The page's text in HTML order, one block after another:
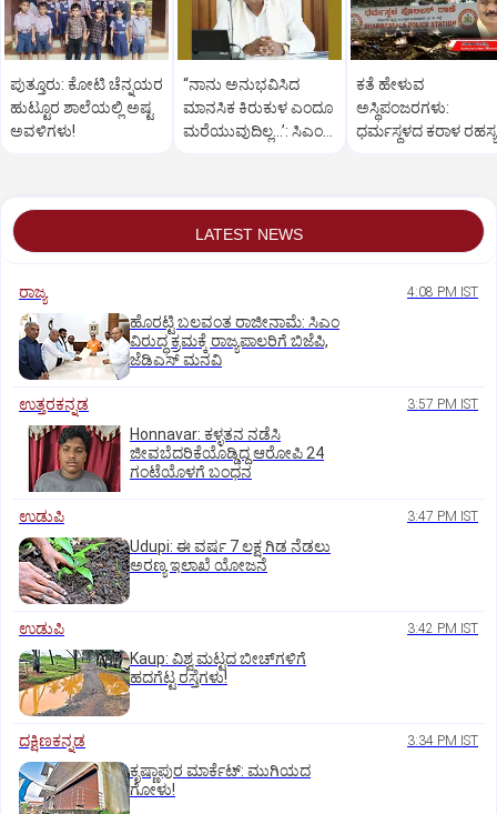
ಪುತ್ತೂರು: ಕೋಟಿ ಚೆನ್ನಯರ
ಹುಟ್ಟೂರ ಶಾಲೆಯಲ್ಲಿ ಅಷ್ಟ
ಅವಳಿಗಳು!
“ನಾನು ಅನುಭವಿಸಿದ
ಮಾನಸಿಕ ಕಿರುಕುಳ ಎಂದೂ
ಮರೆಯುವುದಿಲ್ಲ…’: ಸಿಎಂ
ಕತೆ ಹೇಳುವ
ಅಸ್ಥಿಪಂಜರಗಳು:
ಧರ್ಮಸ್ಥಳದ‌ ಕರಾಳ ರಹಸ್ಯ
LATEST NEWS
ರಾಜ್ಯ 4:08 PM IST
ಹೊರಟ್ಟಿ ಬಲವಂತ ರಾಜೀನಾಮೆ: ಸಿಎಂ
ವಿರುದ್ಧ ಕ್ರಮಕ್ಕೆ ರಾಜ್ಯಪಾಲರಿಗೆ ಬಿಜೆಪಿ,
ಜೆಡಿಎಸ್ ಮನವಿ
ಉತ್ತರಕನ್ನಡ 3:57 PM IST
Honnavar: ಕಳ್ಳತನ ನಡೆಸಿ
ಜೀವಬೆದರಿಕೆಯೊಡ್ಡಿದ್ದ ಆರೋಪಿ 24
ಗಂಟೆಯೊಳಗೆ ಬಂಧನ
ಉಡುಪಿ 3:47 PM IST
Udupi: ಈ ವರ್ಷ 7 ಲಕ್ಷ ಗಿಡ ನೆಡಲು
ಅರಣ್ಯ ಇಲಾಖೆ ಯೋಜನೆ
ಉಡುಪಿ 3:42 PM IST
Kaup: ವಿಶ್ವ ಮಟ್ಟದ ಬೀಚ್‌ಗಳಿಗೆ
ಹದಗೆಟ್ಟ ರಸ್ತೆಗಳು!
ದಕ್ಷಿಣಕನ್ನಡ 3:34 PM IST
ಕೃಷ್ಣಾಪುರ ಮಾರ್ಕೆಟ್‌: ಮುಗಿಯದ
ಗೋಳು!